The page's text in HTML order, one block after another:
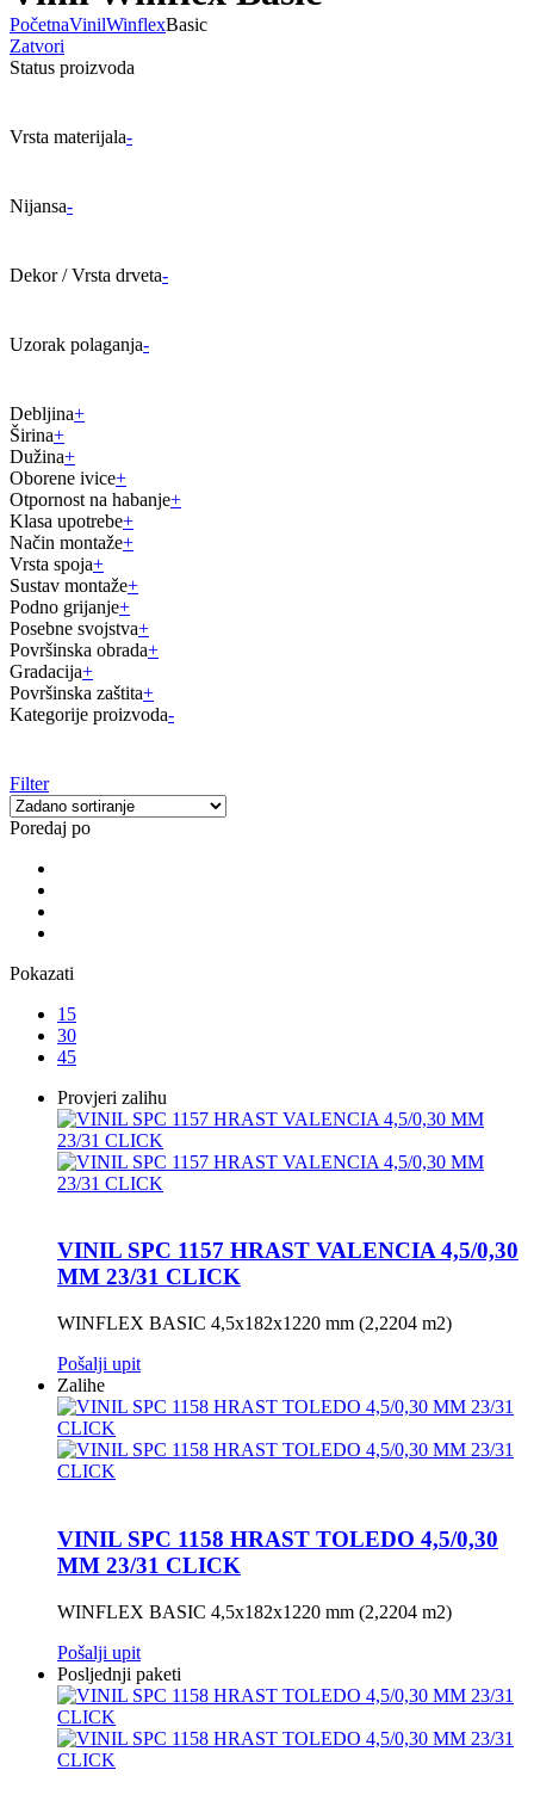
PočetnaVinilWinflexBasic
Zatvori
Status proizvoda
Vrsta materijala-
Nijansa-
Dekor / Vrsta drveta-
Uzorak polaganja-
Debljina+
Širina+
Dužina+
Oborene ivice+
Otpornost na habanje+
Klasa upotrebe+
Način montaže+
Vrsta spoja+
Sustav montaže+
Podno grijanje+
Posebne svojstva+
Površinska obrada+
Gradacija+
Površinska zaštita+
Kategorije proizvoda-
Filter
Poredaj po
Pokazati
15
30
45
Provjeri zalihu
VINIL SPC 1157 HRAST VALENCIA 4,5/0,30
MM 23/31 CLICK
WINFLEX BASIC 4,5x182x1220 mm (2,2204 m2)
Pošalji upit
Zalihe
VINIL SPC 1158 HRAST TOLEDO 4,5/0,30
MM 23/31 CLICK
WINFLEX BASIC 4,5x182x1220 mm (2,2204 m2)
Pošalji upit
Posljednji paketi